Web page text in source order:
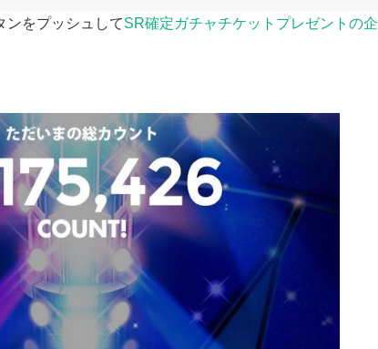
ンをプッシュしてSR確定ガチャチケットプレゼントの企